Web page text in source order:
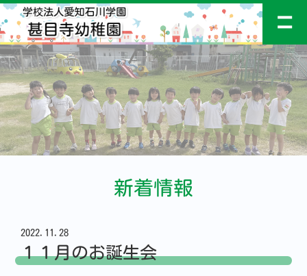
新着情報
2022.11.28
１１月のお誕生会